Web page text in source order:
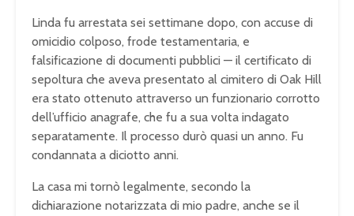
Linda fu arrestata sei settimane dopo, con accuse di
omicidio colposo, frode testamentaria, e
falsificazione di documenti pubblici — il certificato di
sepoltura che aveva presentato al cimitero di Oak Hill
era stato ottenuto attraverso un funzionario corrotto
dell’ufficio anagrafe, che fu a sua volta indagato
separatamente. Il processo durò quasi un anno. Fu
condannata a diciotto anni.
La casa mi tornò legalmente, secondo la
dichiarazione notarizzata di mio padre, anche se il